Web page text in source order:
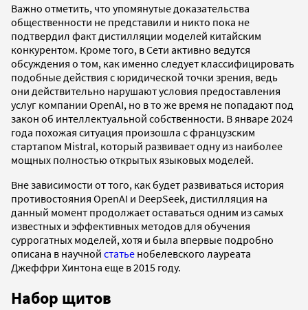
Важно отметить, что упомянутые доказательства
общественности не представили и никто пока не
подтвердил факт дистилляции моделей китайским
конкурентом. Кроме того, в Сети активно ведутся
обсуждения о том, как именно следует классифицировать
подобные действия с юридической точки зрения, ведь
они действительно нарушают условия предоставления
услуг компании OpenAI, но в то же время не попадают под
закон об интеллектуальной собственности. В январе 2024
года похожая ситуация произошла с французским
стартапом Mistral, который развивает одну из наиболее
мощных полностью открытых языковых моделей.
Вне зависимости от того, как будет развиваться история
противостояния OpenAI и DeepSeek, дистилляция на
данный момент продолжает оставаться одним из самых
известных и эффективных методов для обучения
суррогатных моделей, хотя и была впервые подробно
описана в научной статье нобелевского лауреата
Джеффри Хинтона еще в 2015 году.
Набор щитов